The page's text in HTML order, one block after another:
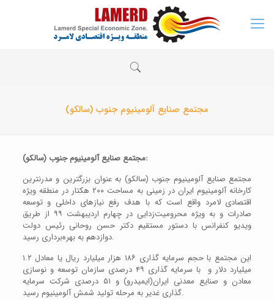
مجتمع صنایع آلومینیوم جنوب (سالکو)
مجتمع صنایع آلومینیوم جنوب (سالکو):
مجتمع صنایع آلومینیوم جنوب (سالکو) به عنوان بزرگترین و مدرنترین
کارخانه آلومینیوم ایران در زمینی به مساحت ۲۰۰ هکتار در منطقه ویژه
اقتصادی لامرد واقع است که با هدف رفع نیازهای داخلی و توسعه
صادرات و به ویژه محرومیت‌زدایی در چهارم اردیبهشت ۹۹ از طریق
ویدیو کنفرانس با دستور مستقیم دکتر حسن روحانی رئیس دولت
دوازدهم به بهره‌برداری رسید.
این مجتمع با حجم سرمایه گذاری ۱۸۶ هزار میلیارد ریال یا معادل ۱.۲
میلیارد دلار و با سرمایه گذاری ۴۹ درصدی سازمان توسعه و نوسازی
معادن و صنایع معدنی ایران(ایمیدرو) و ۵۱ درصدی شرکت سرمایه
گذاری غدیر به مرحله تولید شمش آلومینیوم رسید.